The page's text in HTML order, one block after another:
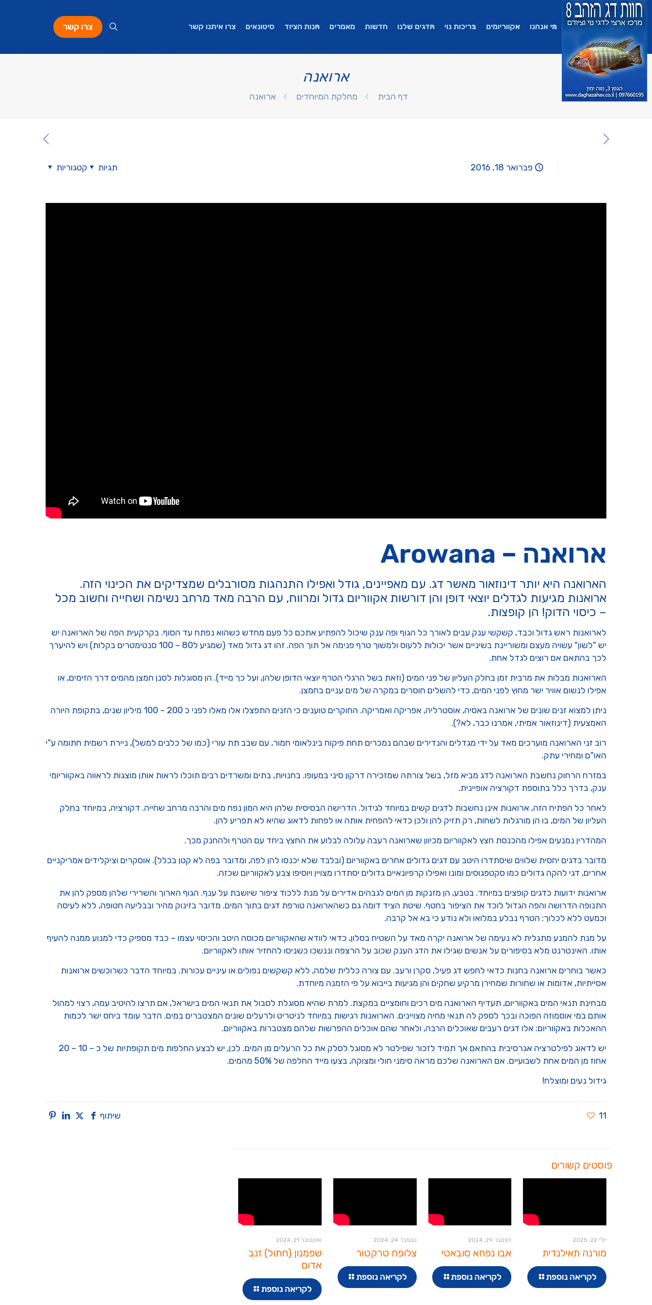
מי אנחנו אקווריומים בריכות נוי הדגים שלנו חדשות מאמרים חנות הציוד סיטונאים צרו איתנו קשר צרו קשר
ארואנה
דף הבית מחלקת המיוחדים ארואנה
פברואר 18, 2016 קטגוריות תגיות
ארואנה – Arowana
הארואנה היא יותר דינוזאור מאשר דג. עם מאפיינים, גודל ואפילו התנהגות מסורבלים שמצדיקים את הכינוי הזה.
ארואנות מגיעות לגדלים יוצאי דופן והן דורשות אקווריום גדול ומרווח, עם הרבה מאד מרחב נשימה ושחייה וחשוב מכל
– כיסוי הדוק! הן קופצות.
לארואנות ראש גדול וכבד, קשקשי ענק עבים לאורך כל הגוף ופה ענק שיכול להפתיע אתכם כל פעם מחדש כשהוא נפתח עד הסוף. בקרקעית הפה של הארואנה יש
יש "לשון" עשויה מעצם ומשוריינת בשיניים אשר יכולות ללעוס ולמשוך טרף פנימה אל תוך הפה. זהו דג גדול מאד (שמגיע ל80 – 100 סנטימטרים בקלות) ויש להיערך
לכך בהתאם אם רוצים לגדל אחת.
הארואנות מבלות את מרבית זמן בחלק העליון של פני המים (וזאת בשל הרגלי הטרף יוצאי הדופן שלהן, ועל כך מייד). הן מסוגלות לסנן חמצן מהמים דרך הזימים, או
אפילו לנשום אוויר ישר מחוץ לפני המים, כדי להשלים חוסרים במקרה של מים עניים בחמצן.
ניתן למצוא זנים שונים של ארואנה באסיה, אוסטרליה, אפריקה ואמריקה. החוקרים טוענים כי הזנים התפצלו אלו מאלו לפני כ 200 – 100 מיליון שנים, בתקופת היורה
האמצעית (דינוזאור אמיתי, אמרנו כבר, לא?).
רוב זני הארואנה מוערכים מאד על ידי מגדלים והנדירים שבהם נמכרים תחת פיקוח בינלאומי חמור, עם שבב תת עורי (כמו של כלבים למשל), ניירת רשמית חתומה ע"י
האו"ם ומחירי עתק.
במזרח הרחוק נחשבת הארואנה לדג מביא מזל, בשל צורתה שמזכירה דרקון סיני במעופו. בחנויות, בתים ומשרדים רבים תוכלו לראות אותן מוצגות לראווה באקווריומי
ענק, בדרך כלל בתוספת דקורציה אופיינית.
לאחר כל הפתיח הזה, ארואנות אינן נחשבות לדגים קשים במיוחד לגידול. הדרישה הבסיסית שלהן היא המון נפח מים והרבה מרחב שחייה. דקורציה, במיוחד בחלק
העליון של המים, בו הן מורגלות לשחות, רק תזיק להן ולכן כדאי להפחית אותה או לפחות לדאוג שהיא לא תפריע להן.
המהדרין נמנעים אפילו מהכנסת חצץ לאקווריום מכיוון שארואנה רעבה עלולה לבלוע את החצץ ביחד עם הטרף ולהחנק מכך.
מדובר בדגים יחסית שלווים שיסתדרו היטב עם דגים גדולים אחרים באקווריום (ובלבד שלא יכנסו להן לפה, ומדובר בפה לא קטן בכלל). אוסקרים וציקלידים אמריקניים
אחרים, דגי להקה גדולים כמו סקטפגוסים ומונו ואפילו קרפיונאיים גדולים יסתדרו מצויין ויוסיפו צבע לאקווריום שכזה.
ארואנות ידועות כדגים קופצים במיוחד. בטבע, הן מזנקות מן המים לגבהים אדירים על מנת ללכוד ציפור שיושבת על ענף. הגוף הארוך והשרירי שלהן מספק להן את
התנופה הדרושה והפה הגדול לוכד את הציפור בחטף. שיטת הציד דומה גם כשהארואנה טורפת דגים בתוך המים. מדובר בזינוק מהיר ובבליעה חטופה, ללא לעיסה
וכמעט ללא לכלוך: הטרף נבלע במלואו ולא נודע כי בא אל קרבה.
על מנת להמנע מתגלית לא נעימה של ארואנה יקרה מאד על השטיח בסלון, כדאי לוודא שהאקווריום מכוסה היטב והכיסוי עצמו – כבד מספיק כדי למנוע ממנה להעיף
אותו. האינטרנט מלא בסיפורים על אנשים שגילו את הדג הענק שכוב על הרצפה וננשכו כשניסו להחזיר אותו לאקווריום.
כאשר בוחרים ארואנה בחנות כדאי לחפש דג פעיל, סקרן ורעב. עם צורה כללית שלמה, ללא קשקשים נפולים או עיניים עכורות. במיוחד הדבר כשרוכשים ארואנות
אסייתיות, אדומות או שחורות שמחירן מרקיע שחקים והן מגיעות בייבוא על פי הזמנה מיוחדת.
מבחינת תנאי המים באקווריום, תעדיף הארואנה מים רכים וחומציים במקצת. למרת שהיא מסוגלת לסבול את תנאי המים בישראל, אם תרצו להיטיב עמה, רצוי למהול
אותם במי אוסמוזה הפוכה ובכך לספק לה תנאי מחיה מצויינים. הארואנות רגישות במיוחד לניטריט ולרעלים שונים המצטברים במים. הדבר עומד ביחס ישר לכמות
ההאכלות באקווריום: אלו דגים רעבים שאוכלים הרבה, ולאחר שהם אוכלים ההפרשות שלהם מצטברות באקווריום.
יש לדאוג לפילטרציה אגרסיבית בהתאם אך תמיד לזכור שפילטר לא מסוגל לסלק את כל הרעלים מן המים. לכן, יש לבצע החלפות מים תקופתיות של כ – 10 – 20
אחוז מן המים אחת לשבועיים. אם הארואנה שלכם מראה סימני חולי ומצוקה, בצעו מייד החלפה של 50% מהמים.
גידול נעים ומוצלח!
שיתוף 11
פוסטים קשורים
יולי 22, 2025
מורנה תאילנדית
לקריאה נוספת
דצמבר 29, 2024
אבו נפחא סובאטי
לקריאה נוספת
נובמבר 24, 2024
צלופח טרקטור
לקריאה נוספת
אוקטובר 21, 2024
שפמנון (חתול) זנב
אדום
לקריאה נוספת